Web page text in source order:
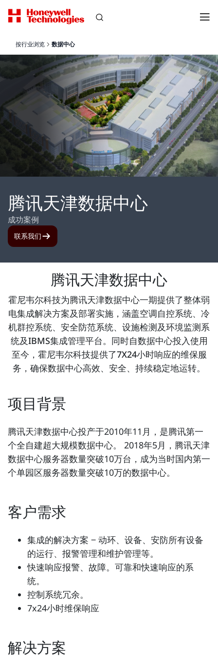
按行业浏览 数据中心
腾讯天津数据中心
成功案例
联系我们
腾讯天津数据中心
霍尼韦尔科技为腾讯天津数据中心一期提供了整体弱
电集成解决方案及部署实施，涵盖空调自控系统、冷
机群控系统、安全防范系统、设施检测及环境监测系
统及IBMS集成管理平台。同时自数据中心投入使用
至今，霍尼韦尔科技提供了7X24小时响应的维保服
务，确保数据中心高效、安全、持续稳定地运转。
项目背景
腾讯天津数据中心投产于2010年11月，是腾讯第一
个全自建超大规模数据中心。 2018年5月，腾讯天津
数据中心服务器数量突破10万台，成为当时国内第一
个单园区服务器数量突破10万的数据中心。
客户需求
集成的解决方案 ‒ 动环、设备、安防所有设备
的运行、报警管理和维护管理等。
快速响应报警、故障。可靠和快速响应的系
统。
控制系统冗余。
7x24小时维保响应
解决方案